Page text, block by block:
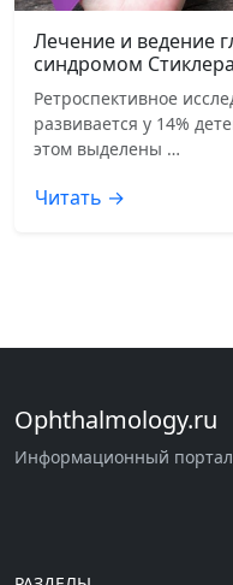
Лечение и ведение
синдромом Стиклера
Ретроспективное
развивается у 14%
этом выделены …
Читать →
Ophthalmology.ru
Информационный портал